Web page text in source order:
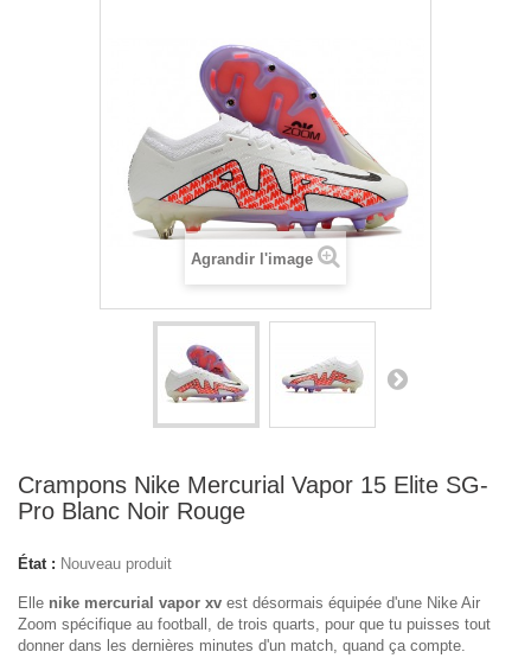
Agrandir l'image
Crampons Nike Mercurial Vapor 15 Elite SG-
Pro Blanc Noir Rouge
État : Nouveau produit
Elle nike mercurial vapor xv est désormais équipée d'une Nike Air
Zoom spécifique au football, de trois quarts, pour que tu puisses tout
donner dans les dernières minutes d'un match, quand ça compte.